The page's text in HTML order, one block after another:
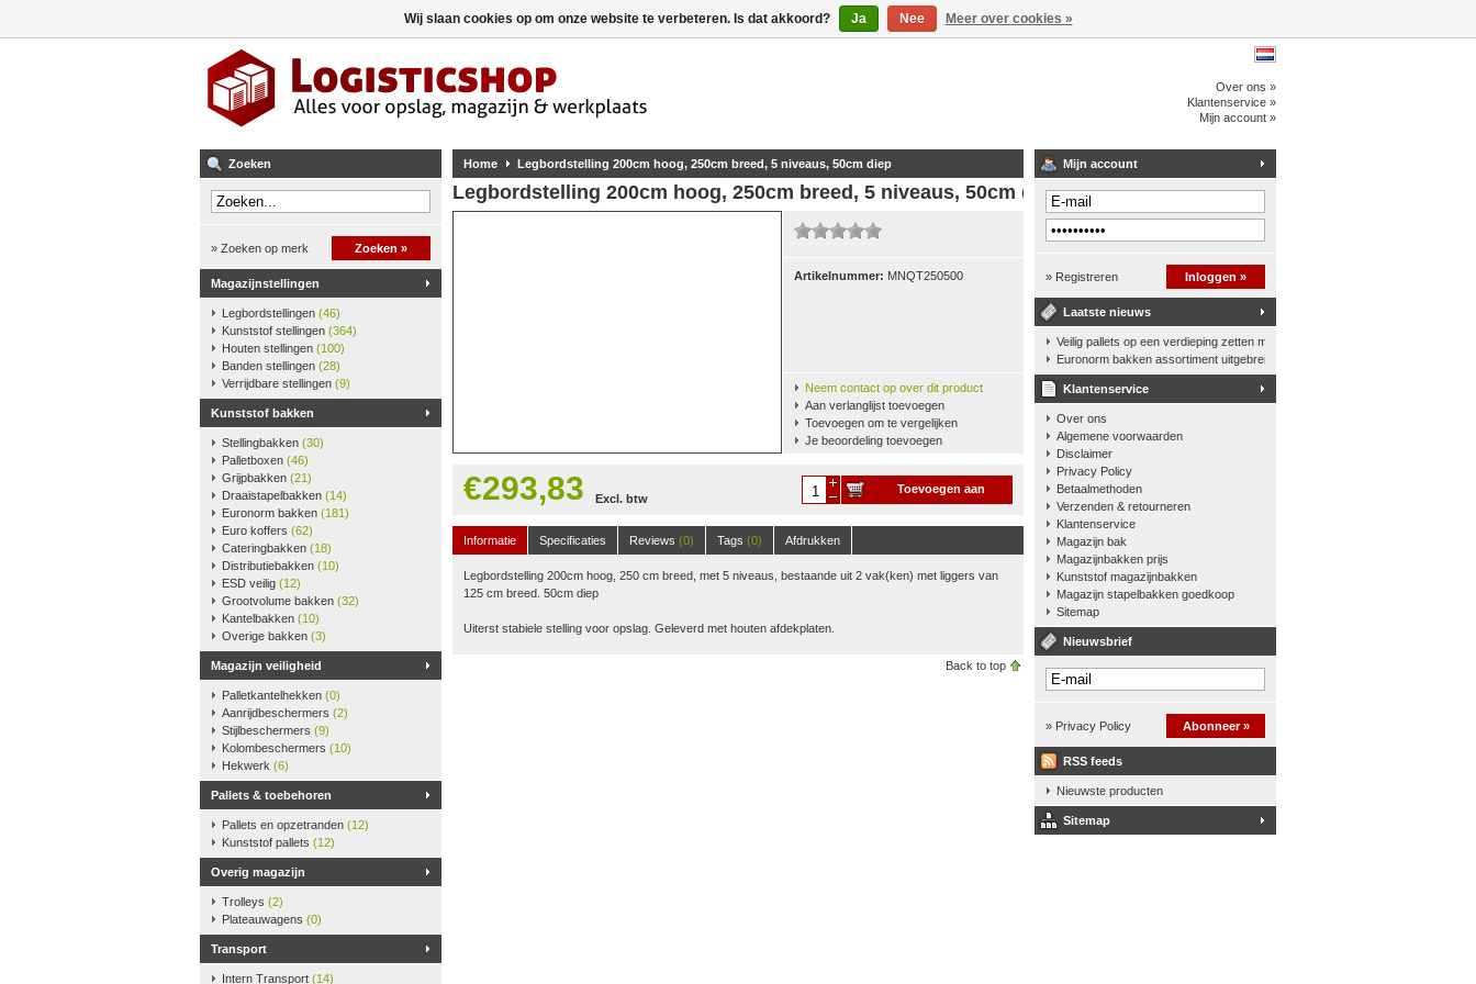
Over ons »
Klantenservice »
Mijn account »
Zoeken
» Zoeken op merk Zoeken »
Magazijnstellingen
Legbordstellingen (46)
Kunststof stellingen (364)
Houten stellingen (100)
Banden stellingen (28)
Verrijdbare stellingen (9)
Kunststof bakken
Stellingbakken (30)
Palletboxen (46)
Grijpbakken (21)
Draaistapelbakken (14)
Euronorm bakken (181)
Euro koffers (62)
Cateringbakken (18)
Distributiebakken (10)
ESD veilig (12)
Grootvolume bakken (32)
Kantelbakken (10)
Overige bakken (3)
Magazijn veiligheid
Palletkantelhekken (0)
Aanrijdbeschermers (2)
Stijlbeschermers (9)
Kolombeschermers (10)
Hekwerk (6)
Pallets & toebehoren
Pallets en opzetranden (12)
Kunststof pallets (12)
Overig magazijn
Trolleys (2)
Plateauwagens (0)
Transport
Intern Transport (14)
Home Legbordstelling 200cm hoog, 250cm breed, 5 niveaus, 50cm diep
Legbordstelling 200cm hoog, 250cm breed, 5 niveaus, 50cm diep
Artikelnummer: MNQT250500
Neem contact op over dit product
Aan verlanglijst toevoegen
Toevoegen om te vergelijken
Je beoordeling toevoegen
€293,83 Excl. btw
Toevoegen aan
Informatie
Specificaties Reviews (0) Tags (0) Afdrukken
Legbordstelling 200cm hoog, 250 cm breed, met 5 niveaus, bestaande uit 2 vak(ken) met liggers van
125 cm breed. 50cm diep
Uiterst stabiele stelling voor opslag. Geleverd met houten afdekplaten.
Back to top
Mijn account
» Registreren Inloggen »
Laatste nieuws
Veilig pallets op een verdieping zetten met een palletkantelhek
Euronorm bakken assortiment uitgebreid
Klantenservice
Over ons
Algemene voorwaarden
Disclaimer
Privacy Policy
Betaalmethoden
Verzenden & retourneren
Klantenservice
Magazijn bak
Magazijnbakken prijs
Kunststof magazijnbakken
Magazijn stapelbakken goedkoop
Sitemap
Nieuwsbrief
» Privacy Policy Abonneer »
RSS feeds
Nieuwste producten
Sitemap
Wij slaan cookies op om onze website te verbeteren. Is dat akkoord? Ja Nee Meer over cookies »